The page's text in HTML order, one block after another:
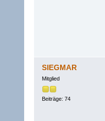
SIEGMAR
Mitglied
Beiträge: 74